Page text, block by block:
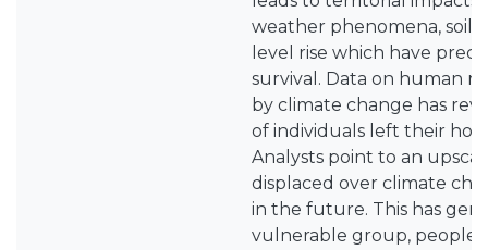
weather phenomena, soil
level rise which have
survival. Data on human
by climate change has
of individuals left their
Analysts point to an
displaced over climate
in the future. This has
vulnerable group, people